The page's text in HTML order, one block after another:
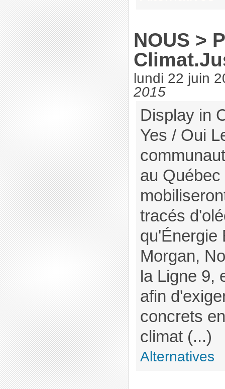
NOUS >
lundi 22 juin
2015
Display in
Yes / Oui
au
tracés
qu'Énergie
Morgan,
la Ligne 9,
afin
concrets
climat (...)
Alternatives